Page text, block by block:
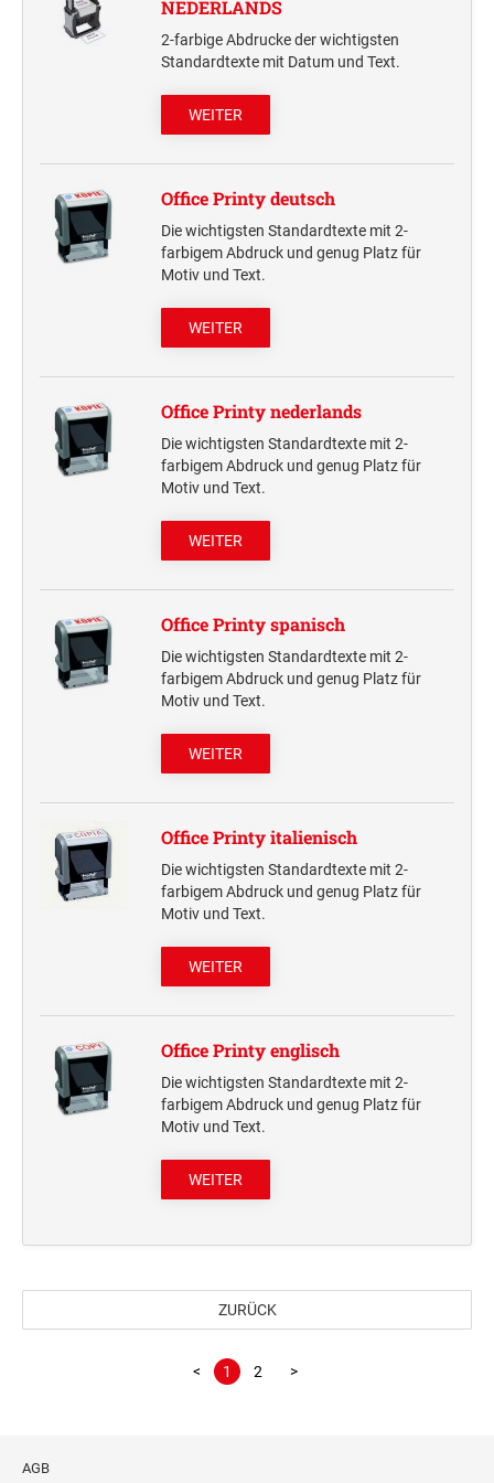
Deine Dinge Stempel
Olchi
TÜTLE - MIT LIEBE EINGEPACKT
STEMPEL-KUGELSCHREIBER
Smart Style
NEDERLANDS
2-farbige Abdrucke der wichtigsten
Standardtexte mit Datum und Text.
WEITER
Office Printy deutsch
Die wichtigsten Standardtexte mit 2-
farbigem Abdruck und genug Platz für
Motiv und Text.
WEITER
Office Printy nederlands
Die wichtigsten Standardtexte mit 2-
farbigem Abdruck und genug Platz für
Motiv und Text.
WEITER
Office Printy spanisch
Die wichtigsten Standardtexte mit 2-
farbigem Abdruck und genug Platz für
Motiv und Text.
WEITER
Office Printy italienisch
Die wichtigsten Standardtexte mit 2-
farbigem Abdruck und genug Platz für
Motiv und Text.
WEITER
Office Printy englisch
Die wichtigsten Standardtexte mit 2-
farbigem Abdruck und genug Platz für
Motiv und Text.
WEITER
ZURÜCK
< 1 2 >
AGB